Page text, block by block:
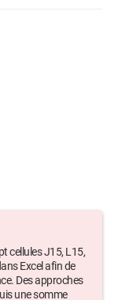
cellules J15, L15,
Excel afin de
Des approches
une somme